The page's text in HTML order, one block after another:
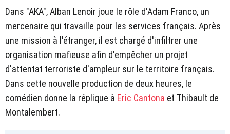
Dans "AKA", Alban Lenoir joue le rôle d'Adam Franco, un
mercenaire qui travaille pour les services français. Après
une mission à l'étranger, il est chargé d'infiltrer une
organisation mafieuse afin d'empêcher un projet
d'attentat terroriste d'ampleur sur le territoire français.
Dans cette nouvelle production de deux heures, le
comédien donne la réplique à Eric Cantona et Thibault de
Montalembert.